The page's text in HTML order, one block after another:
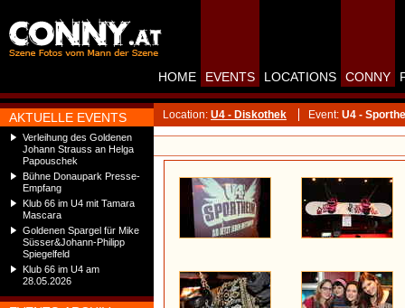
AKTUELLE EVENTS
Verleihung des Goldenen
Johann Strauss an Helga
Papouschek
Bühne Donaupark Presse-
Empfang
Klub 66 im U4 mit Tamara
Mascara
Goldenen Spargel für Mike
Süsser&Johann-Philipp
Spiegelfeld
Klub 66 im U4 am
28.05.2026
HOME EVENTS LOCATIONS CONNY
Location: U4 - Diskothek Event: U4 -